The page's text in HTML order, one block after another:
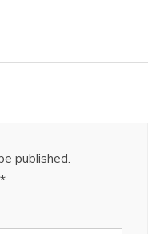
published.
*